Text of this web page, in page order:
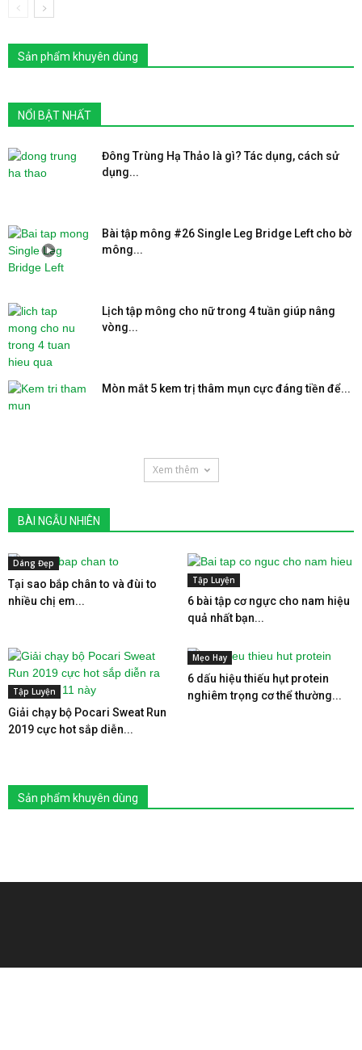
Sản phẩm khuyên dùng
NỔI BẬT NHẤT
Đông Trùng Hạ Thảo là gì? Tác dụng, cách sử
dụng...
Bài tập mông #26 Single Leg Bridge Left cho bờ
mông...
Lịch tập mông cho nữ trong 4 tuần giúp nâng
vòng...
Mòn mắt 5 kem trị thâm mụn cực đáng tiền để...
Xem thêm
BÀI NGẪU NHIÊN
Dáng Đẹp
Tại sao bắp chân to và đùi to
nhiều chị em...
Tập Luyện
6 bài tập cơ ngực cho nam hiệu
quả nhất bạn...
Tập Luyện
Giải chạy bộ Pocari Sweat Run
2019 cực hot sắp diễn...
Mẹo Hay
6 dấu hiệu thiếu hụt protein
nghiêm trọng cơ thể thường...
Sản phẩm khuyên dùng